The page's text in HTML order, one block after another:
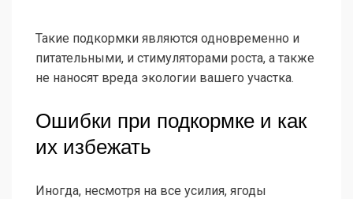
Такие подкормки являются одновременно и
питательными, и стимуляторами роста, а также
не наносят вреда экологии вашего участка.
Ошибки при подкормке и как
их избежать
Иногда, несмотря на все усилия, ягоды